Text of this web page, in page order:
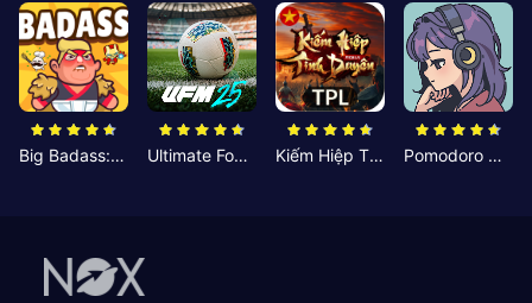
Big Badass: Game AFK Idle RPG Ultimate Football Manager Kiếm Hiệp Tình Duyên Pomodoro Nhỏ: Giờ Tập Trung